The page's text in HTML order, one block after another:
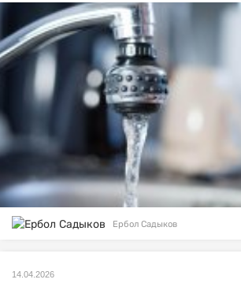
Ербол Садыков
14.04.2026